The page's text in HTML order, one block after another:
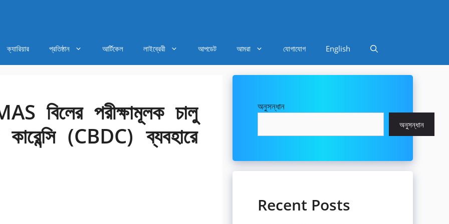
ক্যারিয়ার প্রতিষ্ঠান আর্টিকেল লাইব্রেরী আপডেট আমরা যোগাযোগ English
বিলের পরীক্ষামূলক চালু
কারেন্সি (CBDC) ব্যবহারে
অনুসন্ধান
অনুসন্ধান
Recent Posts